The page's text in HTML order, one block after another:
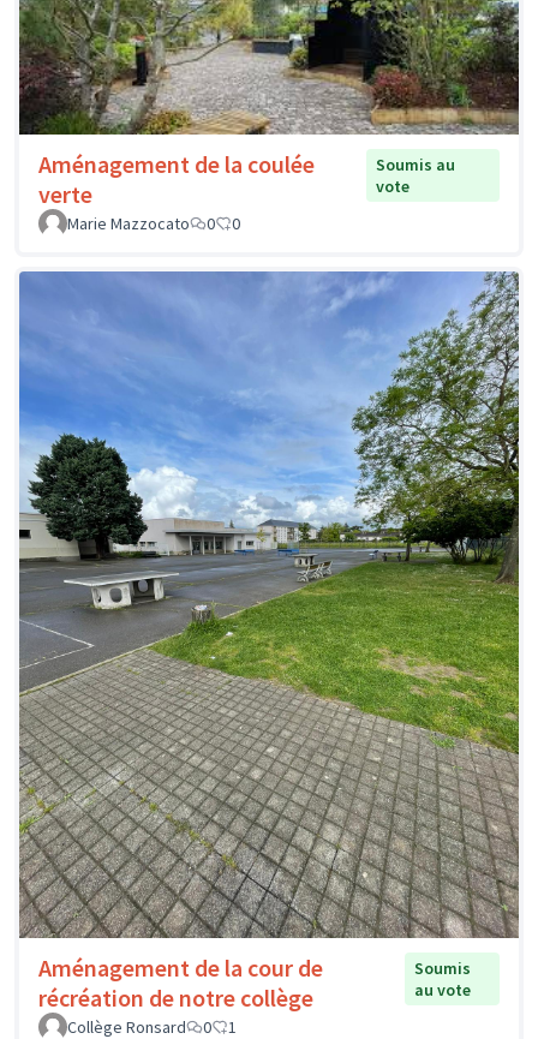
Aménagement de la coulée
verte
Soumis au
vote
Marie Mazzocato
0 0
Aménagement de la cour de
récréation de notre collège
Soumis
au vote
Collège Ronsard
0 1